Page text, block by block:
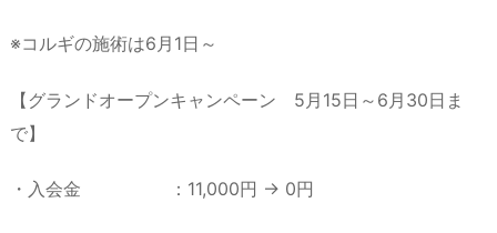
※コルギの施術は6月1日～
【グランドオープンキャンペーン 5月15日～6月30日ま
で】
・入会金 ：11,000円 → 0円